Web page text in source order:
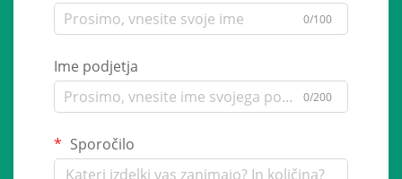
0/100
Ime podjetja
0/200
Sporočilo